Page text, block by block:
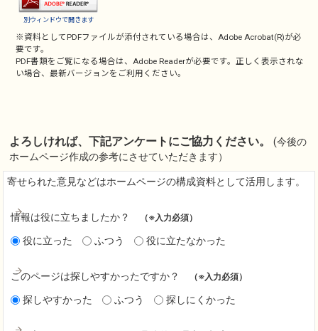
別ウィンドウで開きます
※資料としてPDFファイルが添付されている場合は、Adobe Acrobat(R)が必
要です。
PDF書類をご覧になる場合は、Adobe Readerが必要です。正しく表示されな
い場合、最新バージョンをご利用ください。